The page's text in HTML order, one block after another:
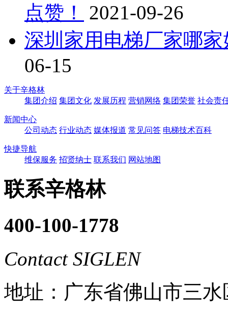
点赞！
2021-09-26
深圳家用电梯厂家哪
06-15
关于辛格林
集团介绍 集团文化 发展历程 营销网络 集团荣誉 社会责
新闻中心
公司动态 行业动态 媒体报道 常见问答 电梯技术百科
快捷导航
维保服务 招贤纳士 联系我们 网站地图
联系辛格林
400-100-1778
Contact SIGLEN
地址：广东省佛山市三